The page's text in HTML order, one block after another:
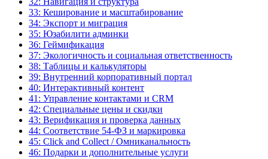
33: Кеширование и масштабирование
34: Экспорт и миграция
35: Юзабилити админки
36: Геймификация
37: Экологичность и социальная ответственность
38: Таблицы и калькуляторы
39: Внутренний корпоративный портал
40: Интерактивный контент
41: Управление контактами и CRM
42: Специальные цены и скидки
43: Верификация и проверка данных
44: Соответствие 54-ФЗ и маркировка
45: Click and Collect / Омниканальность
46: Подарки и дополнительные услуги